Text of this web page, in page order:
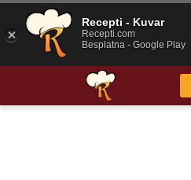
Recepti - Kuvar
Recepti.com
Besplatna - Google Play